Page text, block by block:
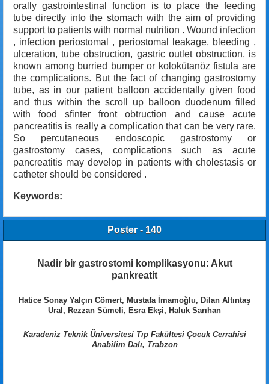
orally gastrointestinal function is to place the feeding
tube directly into the stomach with the aim of providing
support to patients with normal nutrition . Wound infection
, infection periostomal , periostomal leakage, bleeding ,
ulceration, tube obstruction, gastric outlet obstruction, is
known among burried bumper or kolokütanöz fistula are
the complications. But the fact of changing gastrostomy
tube, as in our patient balloon accidentally given food
and thus within the scroll up balloon duodenum filled
with food sfinter front obtruction and cause acute
pancreatitis is really a complication that can be very rare.
So percutaneous endoscopic gastrostomy or
gastrostomy cases, complications such as acute
pancreatitis may develop in patients with cholestasis or
catheter should be considered .
Keywords:
Poster - 140
Nadir bir gastrostomi komplikasyonu: Akut
pankreatit
Hatice Sonay Yalçın Cömert, Mustafa İmamoğlu, Dilan Altıntaş
Ural, Rezzan Sümeli, Esra Ekşi, Haluk Sarıhan
Karadeniz Teknik Üniversitesi Tıp Fakültesi Çocuk Cerrahisi
Anabilim Dalı, Trabzon